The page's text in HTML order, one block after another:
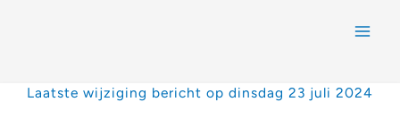
Laatste wijziging bericht op dinsdag 23 juli 2024